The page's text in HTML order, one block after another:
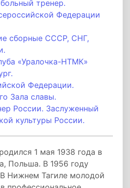
тренер.
Федерации
сборные СССР, СНГ,
«Уралочка-НТМК»
Федерации.
Зала славы.
России. Заслуженный
культуры России.
1 мая 1938 года в
Польша. В 1956 году
В Нижнем Тагиле молодой